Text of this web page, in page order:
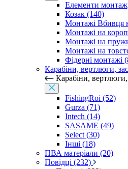
Елементи
Козак (140)
Монтажі Вбивця
Монтажі на
Монтажі на
Монтажі на
Фідерні монтажі
Карабіни, вертлюги,
Карабіни, вертлюги,
FishingRoi (52)
Gurza (71)
Intech (14)
SASAME (49)
Select (30)
Інші (18)
ПВА матеріали (20)
Повідці (232)